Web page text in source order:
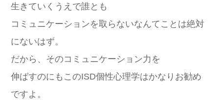
生きていくうえで誰とも
コミュニケーションを取らないなんてことは絶対
にないはず。
だから、そのコミュニケーション力を
伸ばすのにもこのISD個性心理学はかなりお勧め
ですよ。